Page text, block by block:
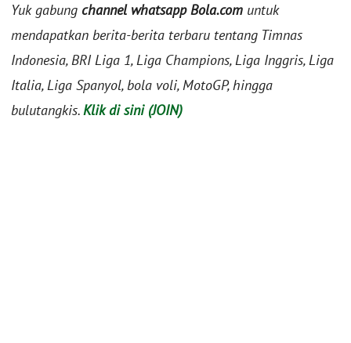
Yuk gabung channel whatsapp Bola.com untuk
mendapatkan berita-berita terbaru tentang Timnas
Indonesia, BRI Liga 1, Liga Champions, Liga Inggris, Liga
Italia, Liga Spanyol, bola voli, MotoGP, hingga
bulutangkis.Klik di sini (JOIN)